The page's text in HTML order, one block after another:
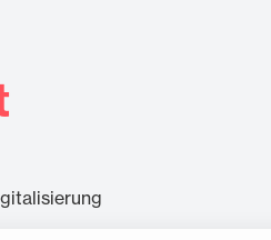
in Stufe 2 – LevelUp-
musst Du eine